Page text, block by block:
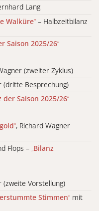
Lang
Walküre“ – Halbzeitbilanz
Saison 2025/26“
(zweiter Zyklus)
(dritte Besprechung)
der Saison 2025/26“
“, Richard Wagner
Flops – „Bilanz
(zweite Vorstellung)
Stimmen“ mit